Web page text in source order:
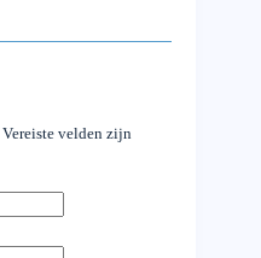
Vereiste velden zijn